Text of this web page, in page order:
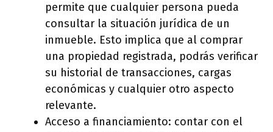
permite que cualquier persona pueda
consultar la situación jurídica de un
inmueble. Esto implica que al comprar
una propiedad registrada, podrás verificar
su historial de transacciones, cargas
económicas y cualquier otro aspecto
relevante.
Acceso a financiamiento: contar con el